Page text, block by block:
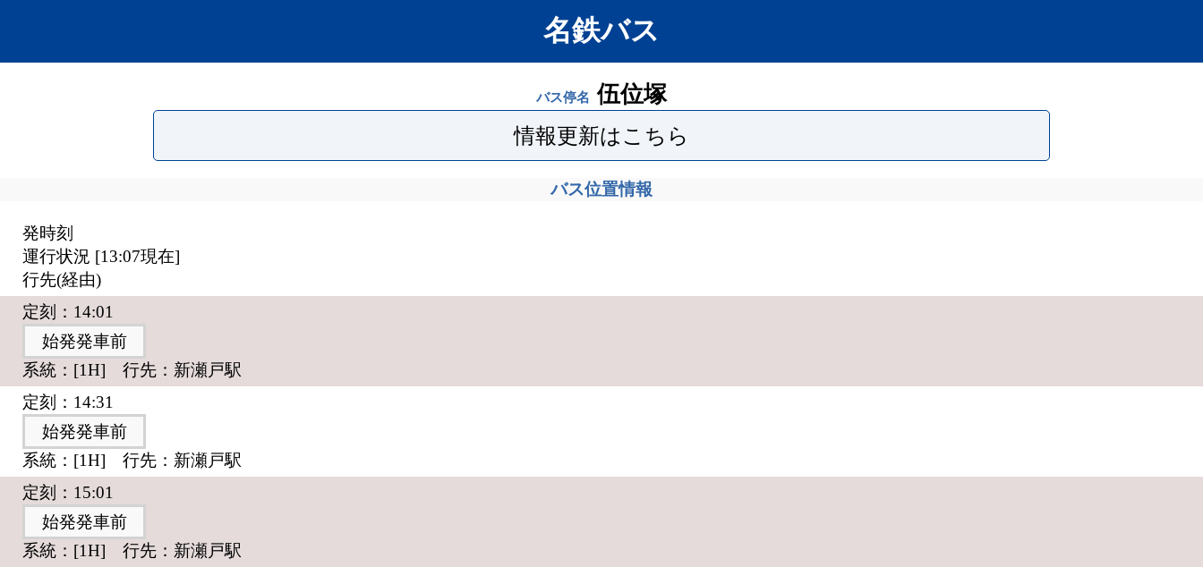
名鉄バス
バス停名 伍位塚
情報更新はこちら
バス位置情報
発時刻
運行状況 [13:07現在]
行先(経由)
定刻：14:01
始発発車前
系統：[1H] 行先：新瀬戸駅
定刻：14:31
始発発車前
系統：[1H] 行先：新瀬戸駅
定刻：15:01
始発発車前
系統：[1H] 行先：新瀬戸駅